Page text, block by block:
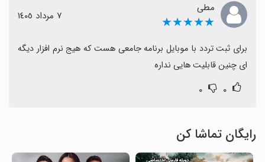
مطی
★★★★★ ٧ مرداد ١٤٠٥
ای چنین قابلیت هایی نداره
۰ ۰
رایگان تماشا کن